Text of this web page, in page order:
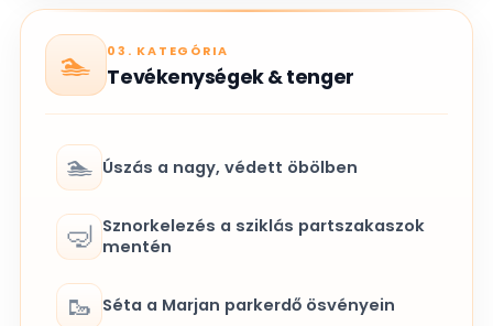
🏊 03. KATEGÓRIA
Tevékenységek & tenger
🏊 Úszás a nagy, védett öbölben
🤿 Sznorkelezés a sziklás partszakaszok
mentén
🥾 Séta a Marjan parkerdő ösvényein